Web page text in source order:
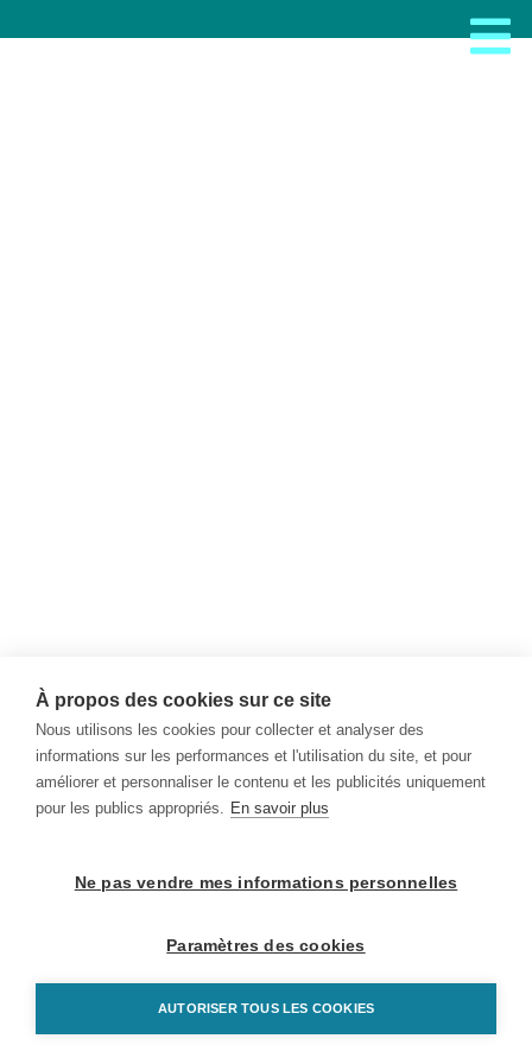
À propos des cookies sur ce site
Nous utilisons les cookies pour collecter et analyser des
informations sur les performances et l'utilisation du site, et pour
améliorer et personnaliser le contenu et les publicités uniquement
pour les publics appropriés. En savoir plus
Ne pas vendre mes informations personnelles
Paramètres des cookies
AUTORISER TOUS LES COOKIES